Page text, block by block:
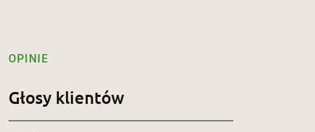
OPINIE
Głosy klientów